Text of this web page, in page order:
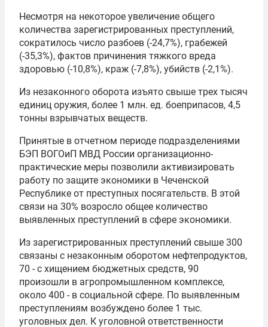
Несмотря на некоторое увеличение общего
количества зарегистрированных преступлений,
сократилось число разбоев (-24,7%), грабежей
(-35,3%), фактов причинения тяжкого вреда
здоровью (-10,8%), краж (-7,8%), убийств (-2,1%).
Из незаконного оборота изъято свыше трех тысяч
единиц оружия, более 1 млн. ед. боеприпасов, 4,5
тонны взрывчатых веществ.
Принятые в отчетном периоде подразделениями
БЭП ВОГОиП МВД России организационно-
практические меры позволили активизировать
работу по защите экономики в Чеченской
Республике от преступных посягательств. В этой
связи на 30% возросло общее количество
выявленных преступлений в сфере экономики.
Из зарегистрированных преступлений свыше 300
связаны с незаконным оборотом нефтепродуктов,
70 - с хищением бюджетных средств, 90
произошли в агропромышленном комплексе,
около 400 - в социальной сфере. По выявленным
преступлениям возбуждено более 1 тыс.
уголовных дел. К уголовной ответственности